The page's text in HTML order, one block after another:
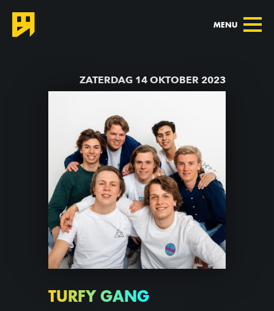
MENU
ZATERDAG 14 OKTOBER 2023
TURFY GANG